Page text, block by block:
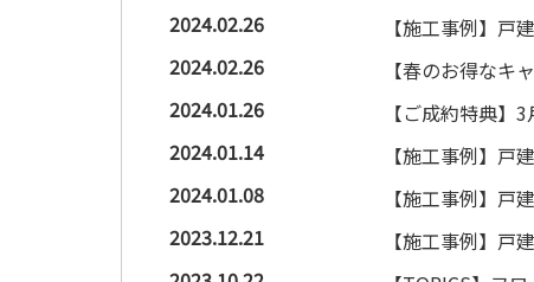
2024.02.26
【施工事例】
2024.02.26
【春のお得な
2024.01.26
【ご成約特典
2024.01.14
【施工事例】
2024.01.08
【施工事例】
2023.12.21
【施工事例】